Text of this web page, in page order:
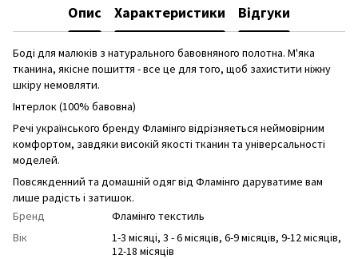
Опис Характеристики Відгуки
Боді для малюків з натурального бавовняного полотна. М'яка
тканина, якісне пошиття - все це для того, щоб захистити ніжну
шкіру немовляти.
Інтерлок (100% бавовна)
Речі українського бренду Фламінго відрізняеться неймовірним
комфортом, завдяки високій якості тканин та універсальності
моделей.
Повсякденний та домашній одяг від Фламінго даруватиме вам
лише радість і затишок.
Бренд
Фламінго текстиль
Вік
1-3 місяці, 3 - 6 місяців, 6-9 місяців, 9-12 місяців,
12-18 місяців